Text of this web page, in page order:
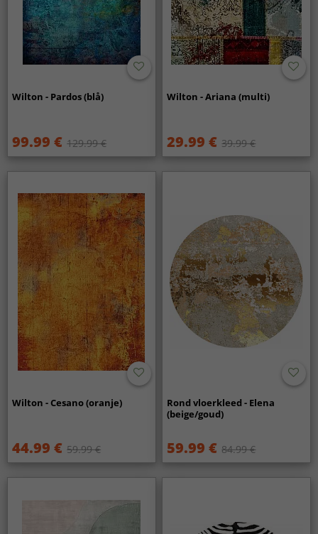
Wilton - Pardos (blå)
99.99 € 129.99 €
Wilton - Ariana (multi)
29.99 € 39.99 €
Wilton - Cesano (oranje)
44.99 € 59.99 €
Rond vloerkleed - Elena
(beige/goud)
59.99 € 84.99 €